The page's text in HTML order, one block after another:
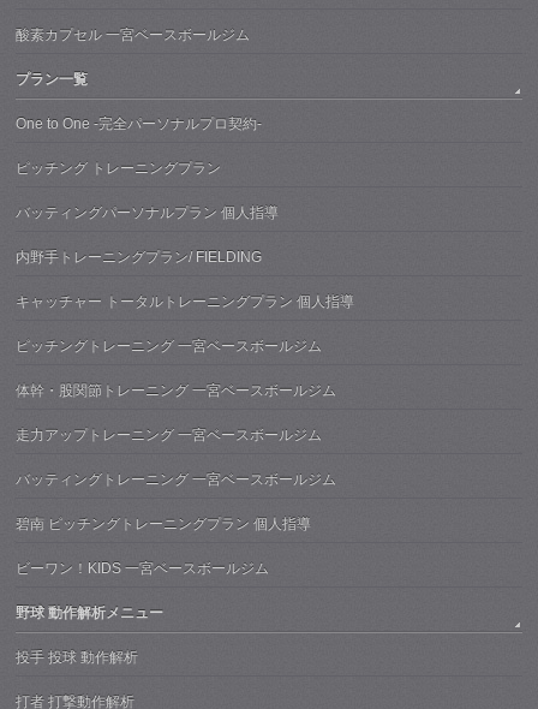
酸素カプセル 一宮ベースボールジム
プラン一覧
One to One -完全パーソナルプロ契約-
ピッチング トレーニングプラン
バッティングパーソナルプラン 個人指導
内野手トレーニングプラン/ FIELDING
キャッチャー トータルトレーニングプラン 個人指導
ピッチングトレーニング 一宮ベースボールジム
体幹・股関節トレーニング 一宮ベースボールジム
走力アップトレーニング 一宮ベースボールジム
バッティングトレーニング 一宮ベースボールジム
碧南 ピッチングトレーニングプラン 個人指導
ビーワン！KIDS 一宮ベースボールジム
野球 動作解析メニュー
投手 投球 動作解析
打者 打撃動作解析